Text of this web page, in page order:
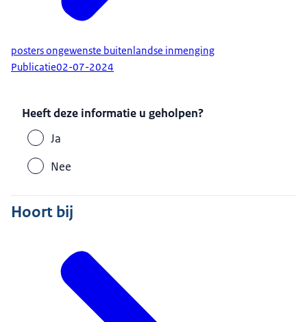
posters ongewenste buitenlandse inmenging
Publicatie02-07-2024
Heeft deze informatie u geholpen?
Ja
Nee
Hoort bij